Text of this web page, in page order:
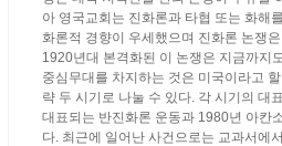
아 영국교회는 진화론과 타협 또는 화해
화론적 경향이 우세했으며 진화론 논쟁
1920년대 본격화된 이 논쟁은 지금까지
중심무대를 차지하는 것은 미국이라고
략 두 시기로 나눌 수 있다. 각 시기의 대
대표되는 반진화론 운동과 1980년 아칸
다. 최근에 일어난 사건으로는 교과서에